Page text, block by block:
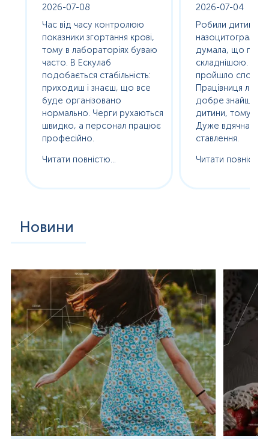
2026-07-08
Час від часу контролюю
показники згортання крові,
тому в лабораторіях буваю
часто. В Ескулаб
подобається стабільність:
приходиш і знаєш, що все
буде організовано
нормально. Черги рухаються
швидко, а персонал працює
професійно.
Читати повністю...
2026-07-04
Робили дитині
назоцитограму.
думала, що
складнішою.
пройшло
Працівниця
добре знайшла
дитини, тому без
Дуже вдячна за
ставлення.
Читати повністю...
Новини